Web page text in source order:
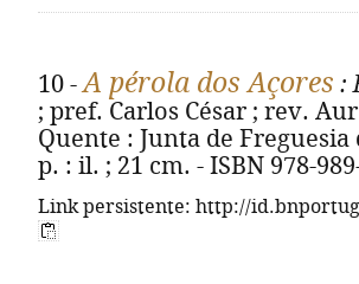
10 -A pérola dos Açores :
; pref. Carlos César ; rev.
Quente : Junta de Freguesia
p. : il. ; 21 cm. - ISBN 978-
Link persistente: http://